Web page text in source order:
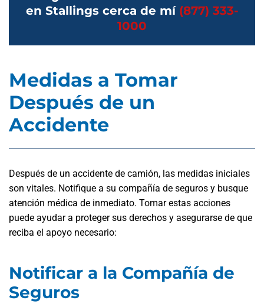
en Stallings cerca de mí (877) 333-
1000
Medidas a Tomar
Después de un
Accidente
Después de un accidente de camión, las medidas iniciales
son vitales. Notifique a su compañía de seguros y busque
atención médica de inmediato. Tomar estas acciones
puede ayudar a proteger sus derechos y asegurarse de que
reciba el apoyo necesario:
Notificar a la Compañía de
Seguros